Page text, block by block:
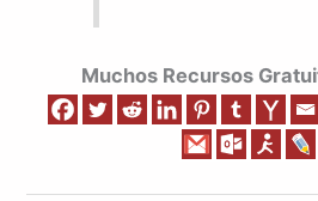
Muchos Recursos